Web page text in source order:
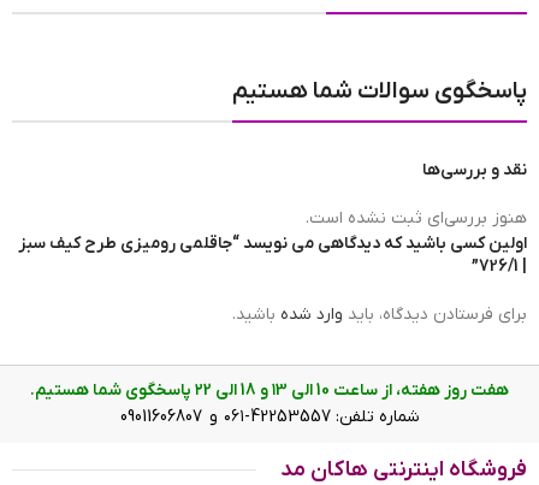
پاسخگوی سوالات شما هستیم
نقد و بررسی‌ها
هنوز بررسی‌ای ثبت نشده است.
اولین کسی باشید که دیدگاهی می نویسد “جاقلمی رومیزی طرح کیف سبز
برای فرستادن دیدگاه، باید وارد شده باشید.
هفت روز هفته، از ساعت 10 الی ۱3 و 18 الی ۲2 پاسخگوی شما هستیم.
شماره تلفن: 42253557-۰۶۱ و 09011606807
فروشگاه اینترنتی هاکان مد